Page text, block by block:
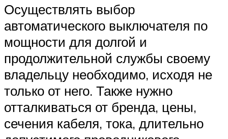
Осуществлять выбор
автоматического выключателя по
мощности для долгой и
продолжительной службы своему
владельцу необходимо, исходя не
только от него. Также нужно
отталкиваться от бренда, цены,
сечения кабеля, тока, длительно